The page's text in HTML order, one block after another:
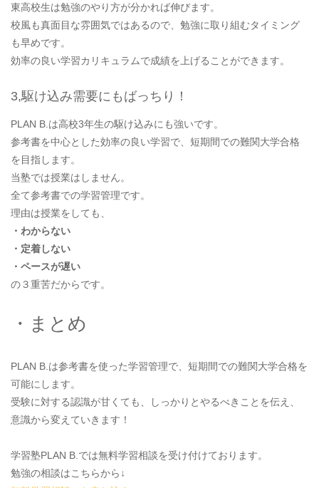
東高校生は勉強のやり方が分かれば伸びます。
校風も真面目な雰囲気ではあるので、勉強に取り組むタイミング
も早めです。
効率の良い学習カリキュラムで成績を上げることができます。
3,駆け込み需要にもばっちり！
PLAN B.は高校3年生の駆け込みにも強いです。
参考書を中心とした効率の良い学習で、短期間での難関大学合格
を目指します。
当塾では授業はしません。
全て参考書での学習管理です。
理由は授業をしても、
・わからない
・定着しない
・ペースが遅い
の３重苦だからです。
・まとめ
PLAN B.は参考書を使った学習管理で、短期間での難関大学合格を
可能にします。
受験に対する認識が甘くても、しっかりとやるべきことを伝え、
意識から変えていきます！
学習塾PLAN B.では無料学習相談を受け付けております。
勉強の相談はこちらから↓